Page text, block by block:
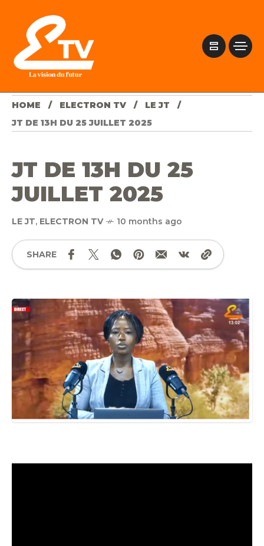
HOME ELECTRON TV
LE JT
JT DE 13H DU 25 JUILLET 2025
JT DE 13H DU 25
JUILLET 2025
LE JT, ELECTRON TV 10 months ago
SHARE